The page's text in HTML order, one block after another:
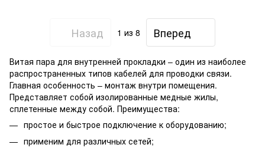
Назад 1 из 8 Вперед
Витая пара для внутренней прокладки – один из наиболее
распространенных типов кабелей для проводки связи.
Главная особенность – монтаж внутри помещения.
Представляет собой изолированные медные жилы,
сплетенные между собой. Преимущества:
простое и быстрое подключение к оборудованию;
применим для различных сетей;